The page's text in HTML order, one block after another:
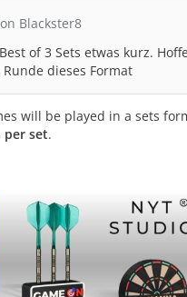
Blackster8
of 3 Sets etwas kurz.
dieses Format
will be played in a sets
per set.